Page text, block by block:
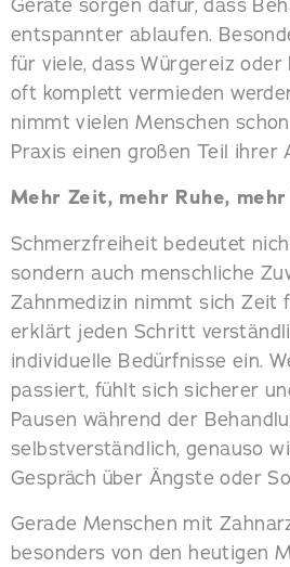
Geräte sorgen dafür, dass
entspannter ablaufen.
für viele, dass Würgereiz
oft komplett vermieden
nimmt vielen Menschen
Praxis einen großen Teil ihrer
Mehr Zeit, mehr Ruhe,
Schmerzfreiheit bedeutet
sondern auch menschliche
Zahnmedizin nimmt sich Zeit
erklärt jeden Schritt
individuelle Bedürfnisse ein.
passiert, fühlt sich sicherer
Pausen während der
selbstverständlich, genauso
Gespräch über Ängste oder
Gerade Menschen mit
besonders von den heutigen